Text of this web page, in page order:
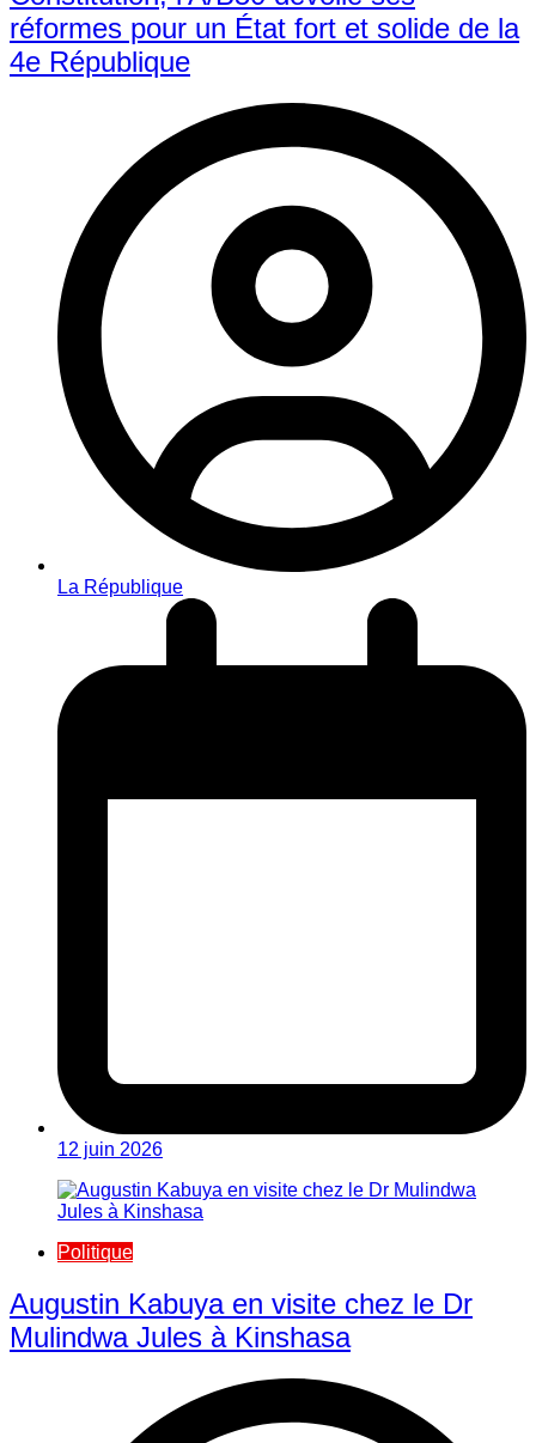
réformes pour un État fort et solide de la
4e République
La République
12 juin 2026
Politique
Augustin Kabuya en visite chez le Dr
Mulindwa Jules à Kinshasa